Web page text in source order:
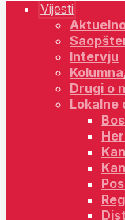
Vijesti
Intervju
Drugi o
Lokalne